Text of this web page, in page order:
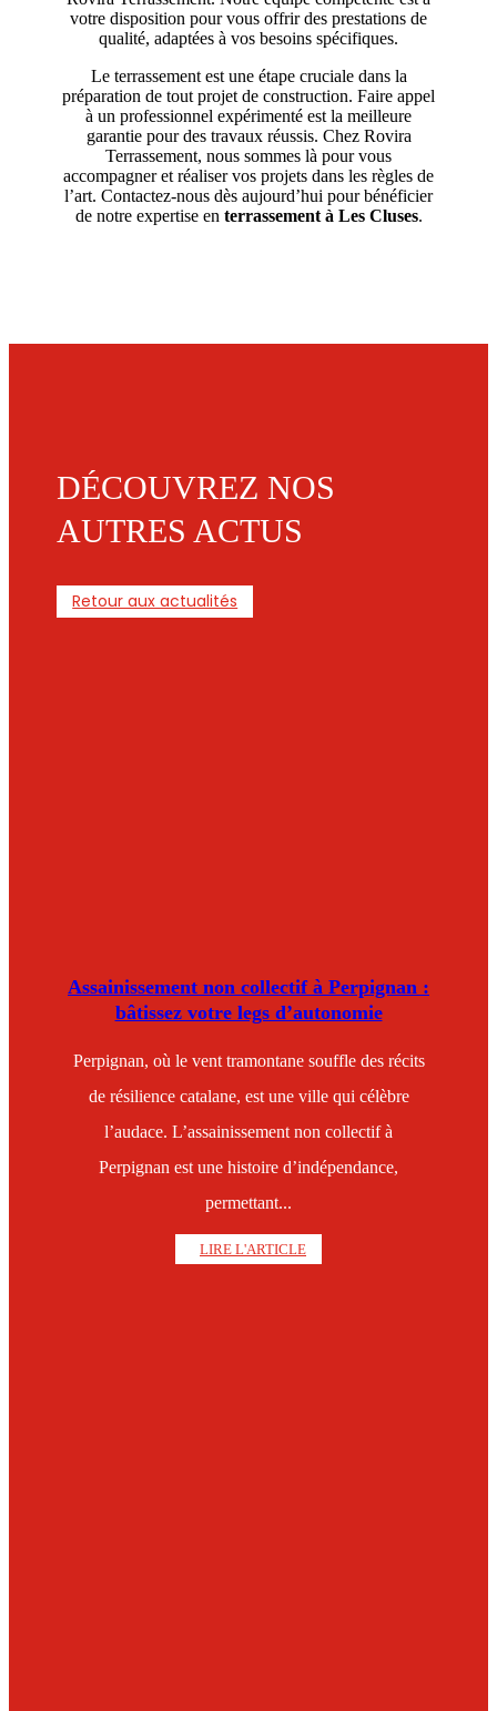
votre disposition pour vous offrir des prestations de
qualité, adaptées à vos besoins spécifiques.
Le terrassement est une étape cruciale dans la
préparation de tout projet de construction. Faire appel
à un professionnel expérimenté est la meilleure
garantie pour des travaux réussis. Chez Rovira
Terrassement, nous sommes là pour vous
accompagner et réaliser vos projets dans les règles de
l’art. Contactez-nous dès aujourd’hui pour bénéficier
de notre expertise en terrassement à Les Cluses.
DÉCOUVREZ NOS
AUTRES ACTUS
Retour aux actualités
Assainissement non collectif à Perpignan :
bâtissez votre legs d’autonomie
Perpignan, où le vent tramontane souffle des récits
de résilience catalane, est une ville qui célèbre
l’audace. L’assainissement non collectif à
Perpignan est une histoire d’indépendance,
permettant...
LIRE L'ARTICLE